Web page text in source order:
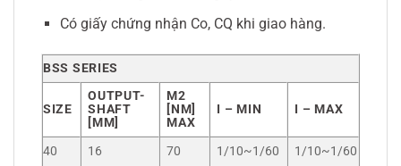
Có giấy chứng nhận Co, CQ khi giao hàng.
BSS SERIES
SIZE
OUTPUT-
SHAFT
[MM]
M2
[NM]
MAX
I – MIN I – MAX
40 16 70 1/10~1/60
1/10~1/60